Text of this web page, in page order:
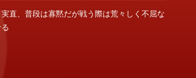
直、普段は寡黙だが戦う際は荒々しく不屈な